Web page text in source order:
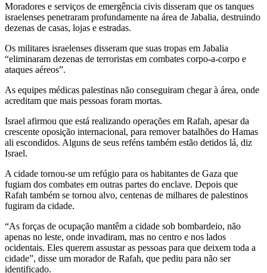
Moradores e serviços de emergência civis disseram que os tanques
israelenses penetraram profundamente na área de Jabalia, destruindo
dezenas de casas, lojas e estradas.
Os militares israelenses disseram que suas tropas em Jabalia
“eliminaram dezenas de terroristas em combates corpo-a-corpo e
ataques aéreos”.
As equipes médicas palestinas não conseguiram chegar à área, onde
acreditam que mais pessoas foram mortas.
Israel afirmou que está realizando operações em Rafah, apesar da
crescente oposição internacional, para remover batalhões do Hamas
ali escondidos. Alguns de seus reféns também estão detidos lá, diz
Israel.
A cidade tornou-se um refúgio para os habitantes de Gaza que
fugiam dos combates em outras partes do enclave. Depois que
Rafah também se tornou alvo, centenas de milhares de palestinos
fugiram da cidade.
“As forças de ocupação mantêm a cidade sob bombardeio, não
apenas no leste, onde invadiram, mas no centro e nos lados
ocidentais. Eles querem assustar as pessoas para que deixem toda a
cidade”, disse um morador de Rafah, que pediu para não ser
identificado.